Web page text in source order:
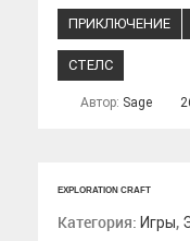
ПРИКЛЮЧЕНИЕ
СТЕЛС
Автор: Sage
EXPLORATION CRAFT
Категория: Игры,